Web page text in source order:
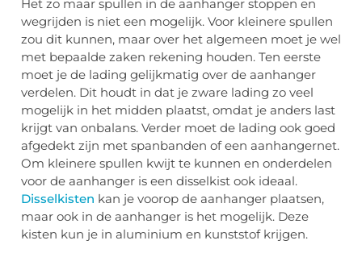
Het zo maar spullen in de aanhanger stoppen en
wegrijden is niet een mogelijk. Voor kleinere spullen
zou dit kunnen, maar over het algemeen moet je wel
met bepaalde zaken rekening houden. Ten eerste
moet je de lading gelijkmatig over de aanhanger
verdelen. Dit houdt in dat je zware lading zo veel
mogelijk in het midden plaatst, omdat je anders last
krijgt van onbalans. Verder moet de lading ook goed
afgedekt zijn met spanbanden of een aanhangernet.
Om kleinere spullen kwijt te kunnen en onderdelen
voor de aanhanger is een disselkist ook ideaal.
Disselkisten kan je voorop de aanhanger plaatsen,
maar ook in de aanhanger is het mogelijk. Deze
kisten kun je in aluminium en kunststof krijgen.